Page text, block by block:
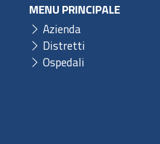
MENU PRINCIPALE
Azienda
Distretti
Ospedali